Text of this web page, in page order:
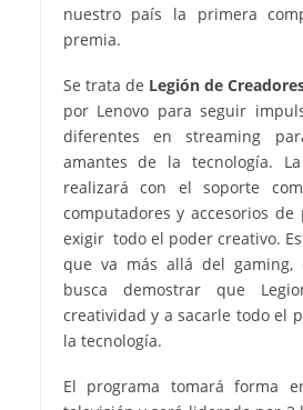
nuestro país la primera
premia.
Se trata de Legión de
por Lenovo para seguir
diferentes en streaming
amantes de la tecnología.
realizará con el soporte
computadores y accesorios
exigir todo el poder creativo.
que va más allá del gaming,
busca demostrar que
creatividad y a sacarle todo el
la tecnología.
El programa tomará forma